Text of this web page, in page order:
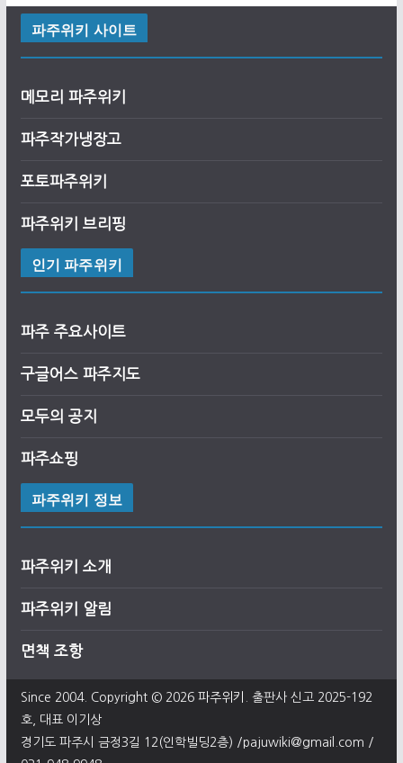
파주위키 사이트
메모리 파주위키
파주작가냉장고
포토파주위키
파주위키 브리핑
인기 파주위키
파주 주요사이트
구글어스 파주지도
모두의 공지
파주쇼핑
파주위키 정보
파주위키 소개
파주위키 알림
면책 조항
Since 2004. Copyright © 2026 파주위키
. 출판사 신고 2025-192
호, 대표 이기상
경기도 파주시 금정3길 12(인학빌딩2층) /pajuwiki@gmail.com /